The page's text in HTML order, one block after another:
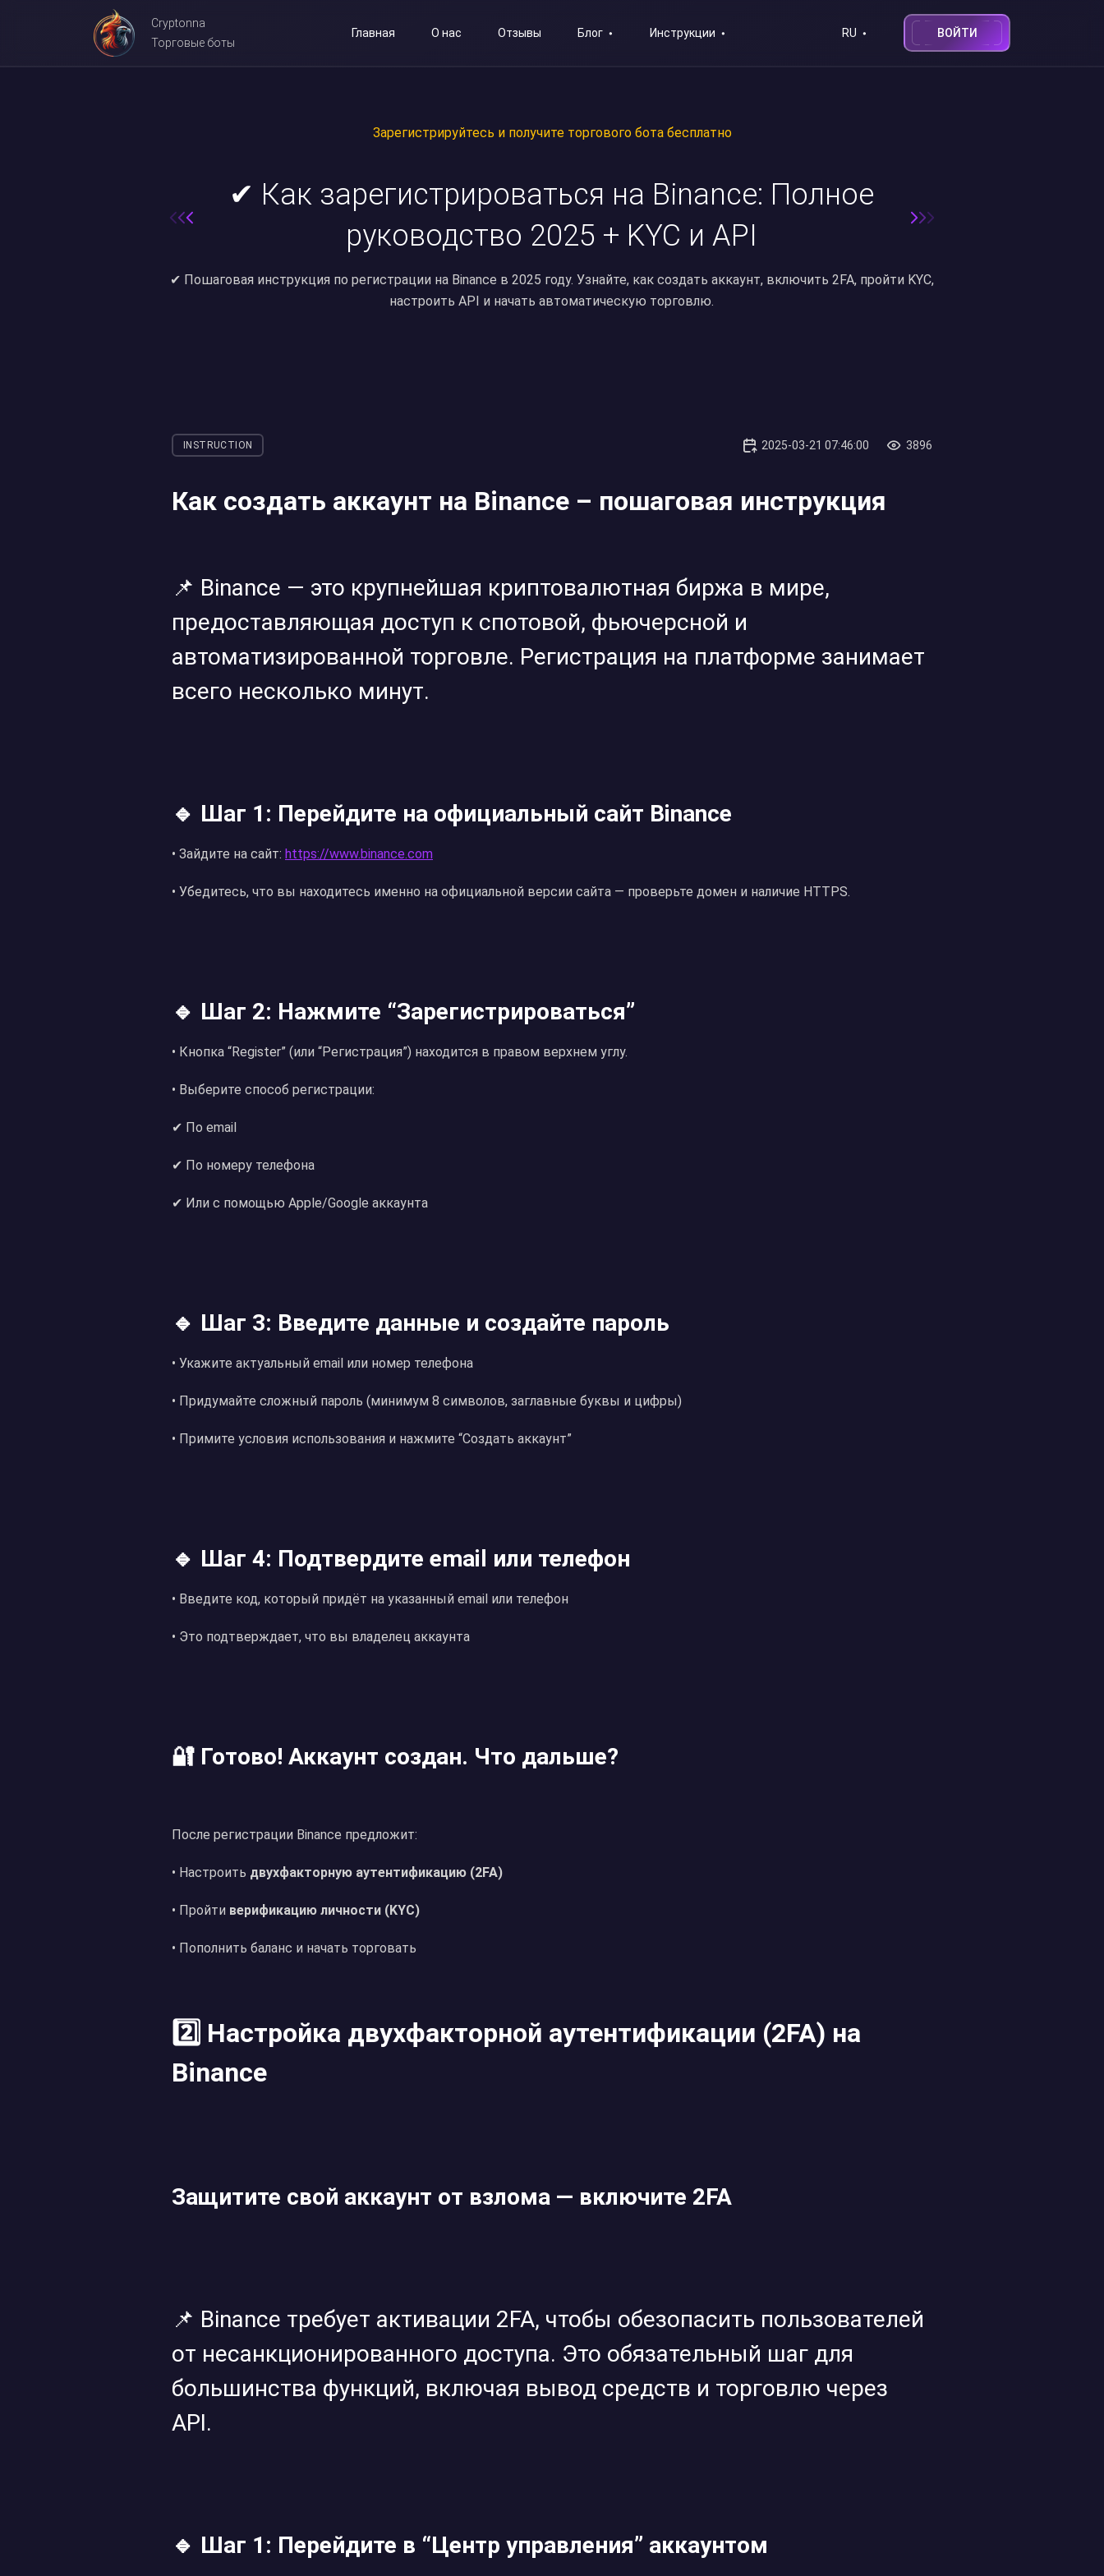
Cryptonna
Торговые боты
Главная О нас Отзывы Блог Инструкции RU ВОЙТИ
Зарегистрируйтесь и получите торгового бота бесплатно
✔ Как зарегистрироваться на Binance: Полное
руководство 2025 + KYC и API
✔ Пошаговая инструкция по регистрации на Binance в 2025 году. Узнайте, как создать аккаунт, включить 2FA, пройти KYC,
настроить API и начать автоматическую торговлю.
INSTRUCTION 2025-03-21 07:46:00 3896
Как создать аккаунт на Binance – пошаговая инструкция
📌 Binance — это крупнейшая криптовалютная биржа в мире,
предоставляющая доступ к спотовой, фьючерсной и
автоматизированной торговле. Регистрация на платформе занимает
всего несколько минут.
🔹 Шаг 1: Перейдите на официальный сайт Binance
• Зайдите на сайт: https://www.binance.com
• Убедитесь, что вы находитесь именно на официальной версии сайта — проверьте домен и наличие HTTPS.
🔹 Шаг 2: Нажмите “Зарегистрироваться”
• Кнопка “Register” (или “Регистрация”) находится в правом верхнем углу.
• Выберите способ регистрации:
✔ По email
✔ По номеру телефона
✔ Или с помощью Apple/Google аккаунта
🔹 Шаг 3: Введите данные и создайте пароль
• Укажите актуальный email или номер телефона
• Придумайте сложный пароль (минимум 8 символов, заглавные буквы и цифры)
• Примите условия использования и нажмите “Создать аккаунт”
🔹 Шаг 4: Подтвердите email или телефон
• Введите код, который придёт на указанный email или телефон
• Это подтверждает, что вы владелец аккаунта
🔐 Готово! Аккаунт создан. Что дальше?
После регистрации Binance предложит:
• Настроить двухфакторную аутентификацию (2FA)
• Пройти верификацию личности (KYC)
• Пополнить баланс и начать торговать
2️⃣ Настройка двухфакторной аутентификации (2FA) на
Binance
Защитите свой аккаунт от взлома — включите 2FA
📌 Binance требует активации 2FA, чтобы обезопасить пользователей
от несанкционированного доступа. Это обязательный шаг для
большинства функций, включая вывод средств и торговлю через
API.
🔹 Шаг 1: Перейдите в “Центр управления” аккаунтом